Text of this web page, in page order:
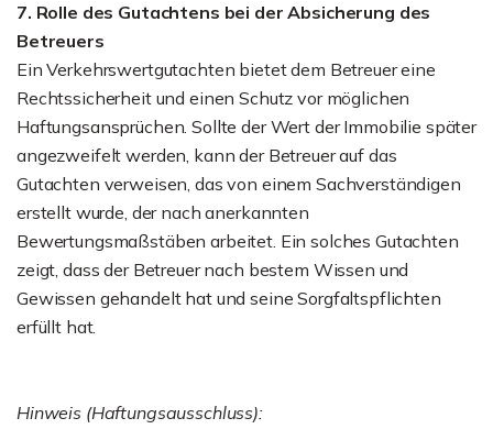
7. Rolle des Gutachtens bei der Absicherung des
Betreuers
Ein Verkehrswertgutachten bietet dem Betreuer eine
Rechtssicherheit und einen Schutz vor möglichen
Haftungsansprüchen. Sollte der Wert der Immobilie später
angezweifelt werden, kann der Betreuer auf das
Gutachten verweisen, das von einem Sachverständigen
erstellt wurde, der nach anerkannten
Bewertungsmaßstäben arbeitet. Ein solches Gutachten
zeigt, dass der Betreuer nach bestem Wissen und
Gewissen gehandelt hat und seine Sorgfaltspflichten
erfüllt hat.
Hinweis (Haftungsausschluss):